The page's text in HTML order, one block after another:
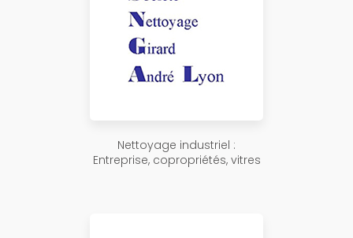
Nettoyage industriel :
Entreprise, copropriétés, vitres